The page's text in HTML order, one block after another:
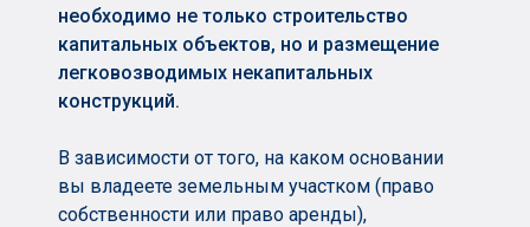
Перейти к услуге
необходимо не только строительство
капитальных объектов, но и размещение
легковозводимых некапитальных
конструкций.
В зависимости от того, на каком основании
вы владеете земельным участком (право
собственности или право аренды),